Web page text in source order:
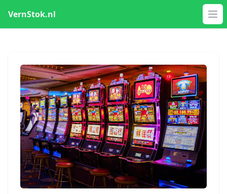
VernStok.nl